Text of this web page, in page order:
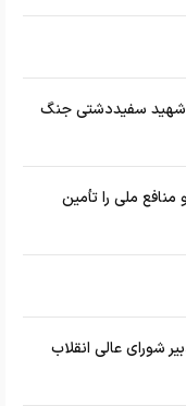
شهید سفیددشتی جنگ
منافع ملی را تأمین
شورای عالی انقلاب